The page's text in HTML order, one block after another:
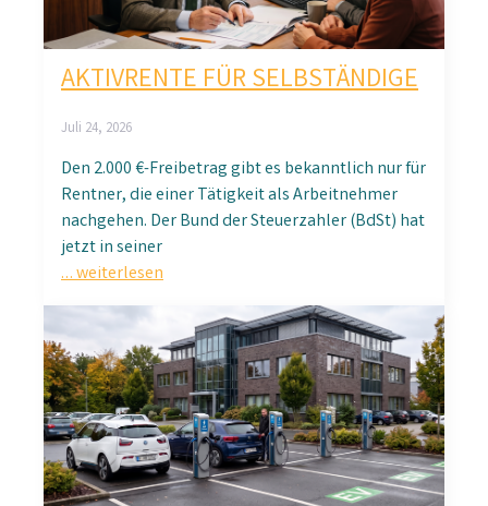
AKTIVRENTE FÜR SELBSTÄNDIGE
Juli 24, 2026
Den 2.000 €-Freibetrag gibt es bekanntlich nur für
Rentner, die einer Tätigkeit als Arbeitnehmer
nachgehen. Der Bund der Steuerzahler (BdSt) hat
jetzt in seiner
… weiterlesen